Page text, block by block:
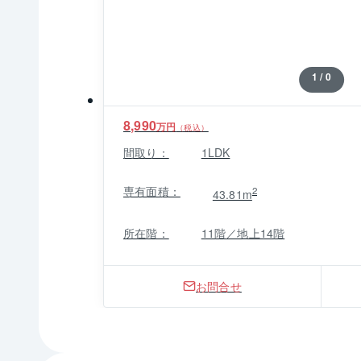
1 / 0
8,990万円 （税込）
間取り： 1LDK
専有面積： 43.81m2
所在階： 11階／地上14階
お問合せ